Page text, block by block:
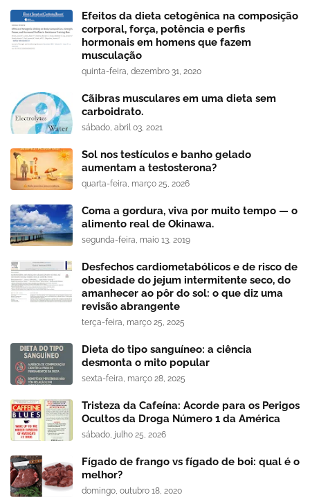
Efeitos da dieta cetogênica na composição
corporal, força, potência e perfis
hormonais em homens que fazem
musculação
quinta-feira, dezembro 31, 2020
Cãibras musculares em uma dieta sem
carboidrato.
sábado, abril 03, 2021
Sol nos testículos e banho gelado
aumentam a testosterona?
quarta-feira, março 25, 2026
Coma a gordura, viva por muito tempo — o
alimento real de Okinawa.
segunda-feira, maio 13, 2019
Desfechos cardiometabólicos e de risco de
obesidade do jejum intermitente seco, do
amanhecer ao pôr do sol: o que diz uma
revisão abrangente
terça-feira, março 25, 2025
Dieta do tipo sanguíneo: a ciência
desmonta o mito popular
sexta-feira, março 28, 2025
Tristeza da Cafeína: Acorde para os Perigos
Ocultos da Droga Número 1 da América
sábado, julho 25, 2026
Fígado de frango vs fígado de boi: qual é o
melhor?
domingo, outubro 18, 2020